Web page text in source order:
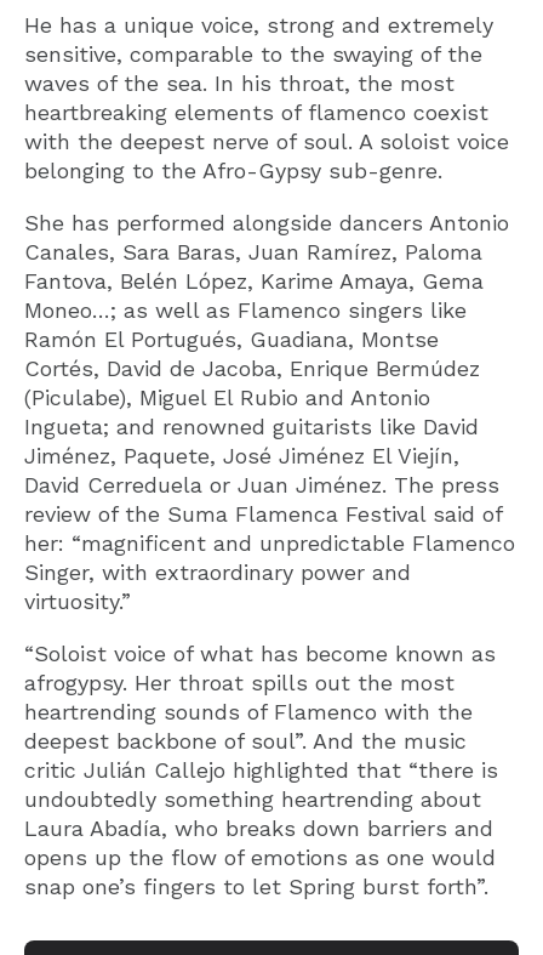
He has a unique voice, strong and extremely
sensitive, comparable to the swaying of the
waves of the sea. In his throat, the most
heartbreaking elements of flamenco coexist
with the deepest nerve of soul. A soloist voice
belonging to the Afro-Gypsy sub-genre.
She has performed alongside dancers Antonio
Canales, Sara Baras, Juan Ramírez, Paloma
Fantova, Belén López, Karime Amaya, Gema
Moneo…; as well as Flamenco singers like
Ramón El Portugués, Guadiana, Montse
Cortés, David de Jacoba, Enrique Bermúdez
(Piculabe), Miguel El Rubio and Antonio
Ingueta; and renowned guitarists like David
Jiménez, Paquete, José Jiménez El Viejín,
David Cerreduela or Juan Jiménez. The press
review of the Suma Flamenca Festival said of
her: “magnificent and unpredictable Flamenco
Singer, with extraordinary power and
virtuosity.”
“Soloist voice of what has become known as
afrogypsy. Her throat spills out the most
heartrending sounds of Flamenco with the
deepest backbone of soul”. And the music
critic Julián Callejo highlighted that “there is
undoubtedly something heartrending about
Laura Abadía, who breaks down barriers and
opens up the flow of emotions as one would
snap one’s fingers to let Spring burst forth”.